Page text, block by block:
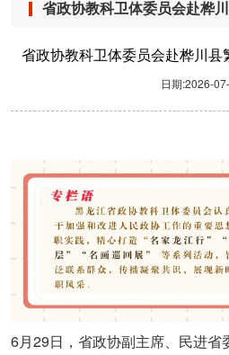
省政协教科卫体委员会赴桦川县
日期:2026-
6月 29 日，省政协副主席、民进